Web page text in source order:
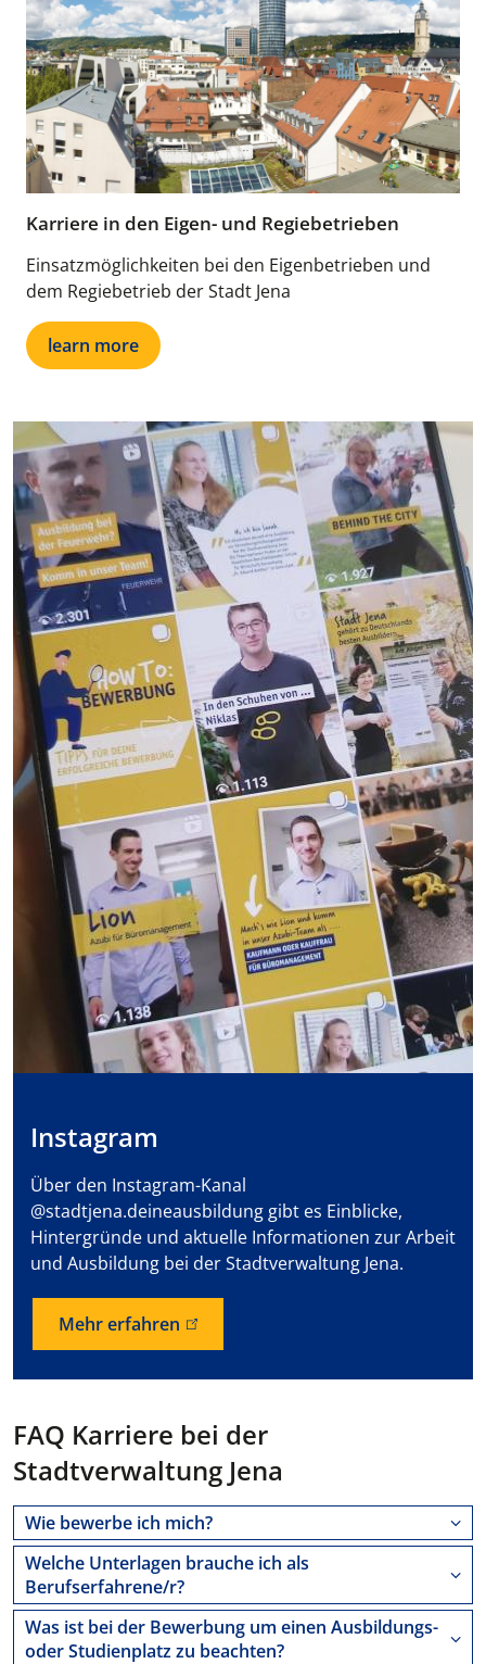
Karriere in den Eigen- und Regiebetrieben
Einsatzmöglichkeiten bei den Eigenbetrieben und
dem Regiebetrieb der Stadt Jena
learn more
Instagram
Über den Instagram-Kanal
@stadtjena.deineausbildung gibt es Einblicke,
Hintergründe und aktuelle Informationen zur Arbeit
und Ausbildung bei der Stadtverwaltung Jena.
Mehr erfahren
FAQ Karriere bei der
Stadtverwaltung Jena
Wie bewerbe ich mich?
Welche Unterlagen brauche ich als
Berufserfahrene/r?
Was ist bei der Bewerbung um einen Ausbildungs-
oder Studienplatz zu beachten?